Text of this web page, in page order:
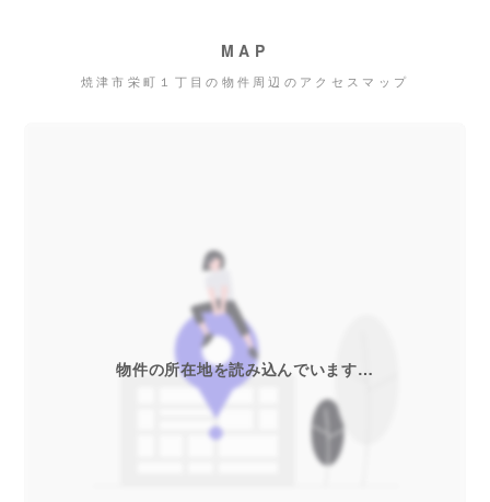
MAP
焼津市栄町１丁目の物件周辺のアクセスマップ
物件の所在地を読み込んでいます…